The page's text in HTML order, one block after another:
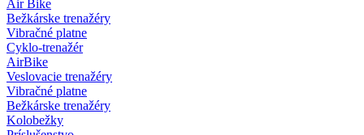
Air Bike
Bežkárske trenažéry
Vibračné platne
Cyklo-trenažér
AirBike
Veslovacie trenažéry
Vibračné platne
Bežkárske trenažéry
Kolobežky